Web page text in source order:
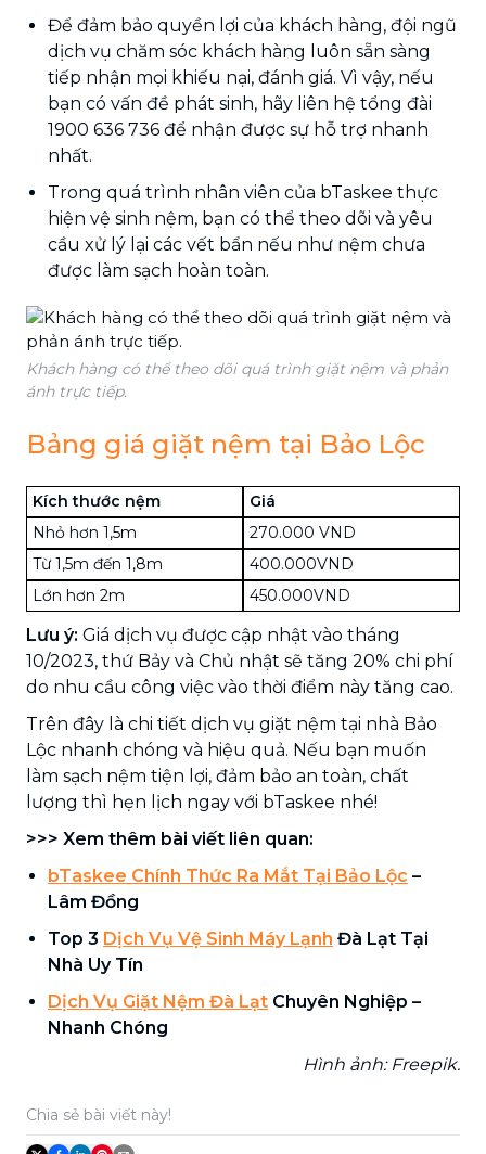
Để đảm bảo quyền lợi của khách hàng, đội ngũ
dịch vụ chăm sóc khách hàng luôn sẵn sàng
tiếp nhận mọi khiếu nại, đánh giá. Vì vậy, nếu
bạn có vấn đề phát sinh, hãy liên hệ tổng đài
1900 636 736 để nhận được sự hỗ trợ nhanh
nhất.
Trong quá trình nhân viên của bTaskee thực
hiện vệ sinh nệm, bạn có thể theo dõi và yêu
cầu xử lý lại các vết bẩn nếu như nệm chưa
được làm sạch hoàn toàn.
Khách hàng có thể theo dõi quá trình giặt nệm và phản
ánh trực tiếp.
Bảng giá giặt nệm tại Bảo Lộc
Kích thước nệm
Giá
Nhỏ hơn 1,5m
270.000 VND
Từ 1,5m đến 1,8m
400.000VND
Lớn hơn 2m
450.000VND
Lưu ý: Giá dịch vụ được cập nhật vào tháng
10/2023, thứ Bảy và Chủ nhật sẽ tăng 20% chi phí
do nhu cầu công việc vào thời điểm này tăng cao.
Trên đây là chi tiết dịch vụ giặt nệm tại nhà Bảo
Lộc nhanh chóng và hiệu quả. Nếu bạn muốn
làm sạch nệm tiện lợi, đảm bảo an toàn, chất
lượng thì hẹn lịch ngay với bTaskee nhé!
>>> Xem thêm bài viết liên quan:
bTaskee Chính Thức Ra Mắt Tại Bảo Lộc –
Lâm Đồng
Top 3 Dịch Vụ Vệ Sinh Máy Lạnh Đà Lạt Tại
Nhà Uy Tín
Dịch Vụ Giặt Nệm Đà Lạt Chuyên Nghiệp –
Nhanh Chóng
Hình ảnh: Freepik.
Chia sẻ bài viết này!